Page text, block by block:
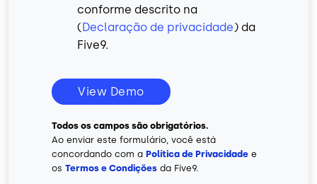
conforme descrito na
( Declaração de privacidade) da
Five9.
View Demo
Todos os campos são obrigatórios.
Ao enviar este formulário, você está
concordando com a Política de Privacidade e
os Termos e Condições da Five9.